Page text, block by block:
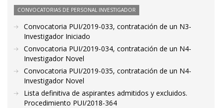
CONVOCATORIAS DE PERSONAL INVESTIGADOR
Convocatoria PUI/2019-033, contratación de un N3-
Investigador Iniciado
Convocatoria PUI/2019-034, contratación de un N4-
Investigador Novel
Convocatoria PUI/2019-035, contratación de un N4-
Investigador Novel
Lista definitiva de aspirantes admitidos y excluidos.
Procedimiento PUI/2018-364